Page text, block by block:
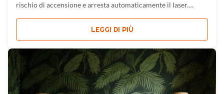
rischio di accensione e arresta automaticamente il laser.
facilmente. Penetra vetro marrone, alcune buste e imballaggi
in ...
LEGGI DI PIÙ